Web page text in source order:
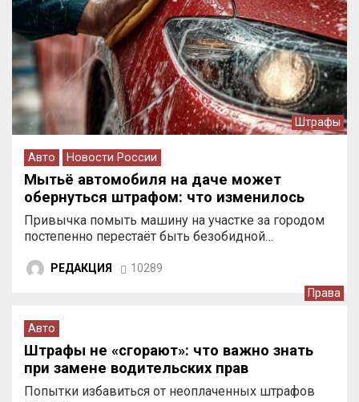
Штрафы
Авто Новости России
Мытьё автомобиля на даче может
обернуться штрафом: что изменилось
Привычка помыть машину на участке за городом
постепенно перестаёт быть безобидной…
РЕДАКЦИЯ 10289
Права
Авто
Штрафы не «сгорают»: что важно знать
при замене водительских прав
Попытки избавиться от неоплаченных штрафов